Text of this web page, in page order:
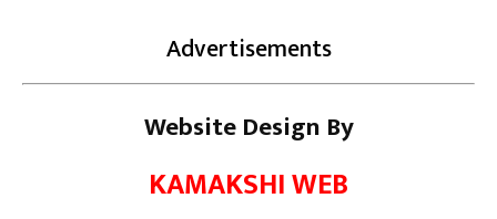
Advertisements
Website Design By
KAMAKSHI WEB